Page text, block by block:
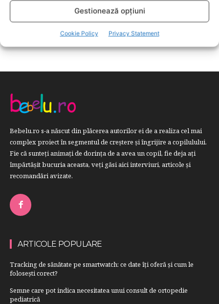
Gestionează opțiuni
Cookie Policy Privacy Statement
DEZVOLTAREA COPILULUI
COMPORTAMENT
Bebelu.ro s-a născut din plăcerea autorilor ei de a realiza cel mai
complex proiect în segmentul de creştere şi îngrijire a copilulului.
Fie că sunteţi animaţi de dorinţa de a avea un copil, fie deja aţi
împărtăşit bucuria aceasta, veți găsi aici interviuri, articole şi
recomandări avizate.
ARTICOLE POPULARE
Tracking de sănătate pe smartwatch: ce date îți oferă și cum le
folosești corect?
Semne care pot indica necesitatea unui consult de ortopedie
pediatrică